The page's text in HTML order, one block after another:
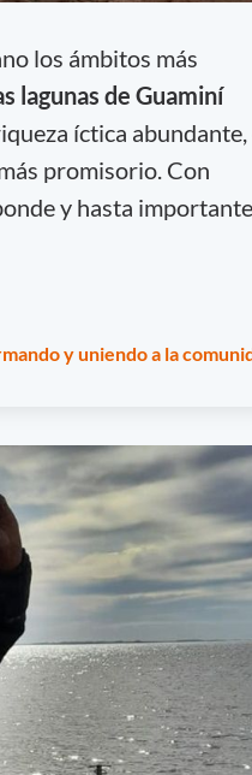
los ámbitos más
lagunas de Guaminí
íctica abundante,
promisorio. Con
y hasta
y uniendo a la